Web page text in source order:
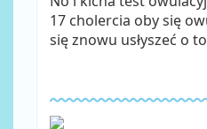
17 cholercia oby się
się znowu usłyszeć o